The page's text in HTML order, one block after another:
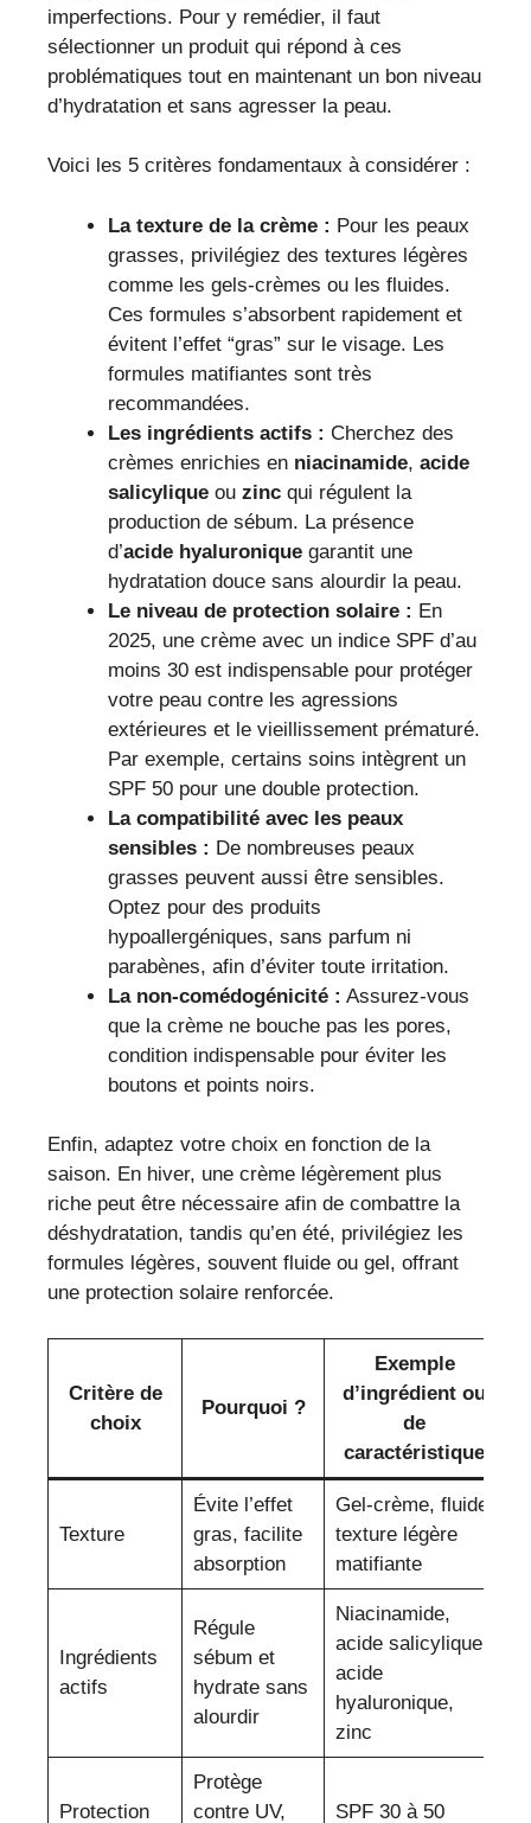
imperfections. Pour y remédier, il faut
sélectionner un produit qui répond à ces
problématiques tout en maintenant un bon niveau
d’hydratation et sans agresser la peau.
Voici les 5 critères fondamentaux à considérer :
La texture de la crème : Pour les peaux
grasses, privilégiez des textures légères
comme les gels-crèmes ou les fluides.
Ces formules s’absorbent rapidement et
évitent l’effet “gras” sur le visage. Les
formules matifiantes sont très
recommandées.
Les ingrédients actifs : Cherchez des
crèmes enrichies en niacinamide, acide
salicylique ou zinc qui régulent la
production de sébum. La présence
d’acide hyaluronique garantit une
hydratation douce sans alourdir la peau.
Le niveau de protection solaire : En
2025, une crème avec un indice SPF d’au
moins 30 est indispensable pour protéger
votre peau contre les agressions
extérieures et le vieillissement prématuré.
Par exemple, certains soins intègrent un
SPF 50 pour une double protection.
La compatibilité avec les peaux
sensibles : De nombreuses peaux
grasses peuvent aussi être sensibles.
Optez pour des produits
hypoallergéniques, sans parfum ni
parabènes, afin d’éviter toute irritation.
La non-comédogénicité : Assurez-vous
que la crème ne bouche pas les pores,
condition indispensable pour éviter les
boutons et points noirs.
Enfin, adaptez votre choix en fonction de la
saison. En hiver, une crème légèrement plus
riche peut être nécessaire afin de combattre la
déshydratation, tandis qu’en été, privilégiez les
formules légères, souvent fluide ou gel, offrant
une protection solaire renforcée.
Critère de
choix
Pourquoi ?
Exemple
d’ingrédient ou
de
caractéristique
Texture
Évite l’effet
gras, facilite
absorption
Gel-crème, fluide,
texture légère
matifiante
Ingrédients
actifs
Régule
sébum et
hydrate sans
alourdir
Niacinamide,
acide salicylique,
acide
hyaluronique,
zinc
Protection
Protège
contre UV,
SPF 30 à 50